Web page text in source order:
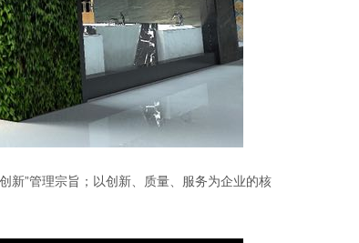
新”管理宗旨；以创新、质量、服务为企业的核